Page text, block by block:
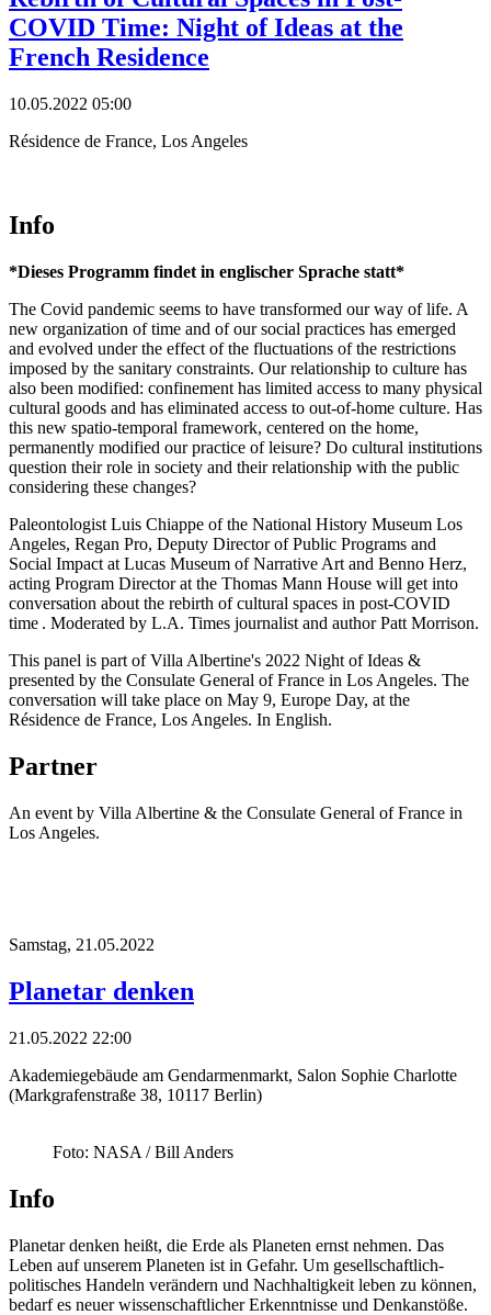
COVID Time: Night of Ideas at the
French Residence
10.05.2022 05:00
Résidence de France, Los Angeles
Info
*Dieses Programm findet in englischer Sprache statt*
The Covid pandemic seems to have transformed our way of life. A
new organization of time and of our social practices has emerged
and evolved under the effect of the fluctuations of the restrictions
imposed by the sanitary constraints. Our relationship to culture has
also been modified: confinement has limited access to many physical
cultural goods and has eliminated access to out-of-home culture. Has
this new spatio-temporal framework, centered on the home,
permanently modified our practice of leisure? Do cultural institutions
question their role in society and their relationship with the public
considering these changes?
Paleontologist Luis Chiappe of the National History Museum Los
Angeles, Regan Pro, Deputy Director of Public Programs and
Social Impact at Lucas Museum of Narrative Art and Benno Herz,
acting Program Director at the Thomas Mann House will get into
conversation about the rebirth of cultural spaces in post-COVID
time . Moderated by L.A. Times journalist and author Patt Morrison.
This panel is part of Villa Albertine's 2022 Night of Ideas &
presented by the Consulate General of France in Los Angeles. The
conversation will take place on May 9, Europe Day, at the
Résidence de France, Los Angeles. In English.
Partner
An event by Villa Albertine & the Consulate General of France in
Los Angeles.
Samstag, 21.05.2022
Planetar denken
21.05.2022 22:00
Akademiegebäude am Gendarmenmarkt, Salon Sophie Charlotte
(Markgrafenstraße 38, 10117 Berlin)
Foto: NASA / Bill Anders
Info
Planetar denken heißt, die Erde als Planeten ernst nehmen. Das
Leben auf unserem Planeten ist in Gefahr. Um gesellschaftlich-
politisches Handeln verändern und Nachhaltigkeit leben zu können,
bedarf es neuer wissenschaftlicher Erkenntnisse und Denkanstöße.